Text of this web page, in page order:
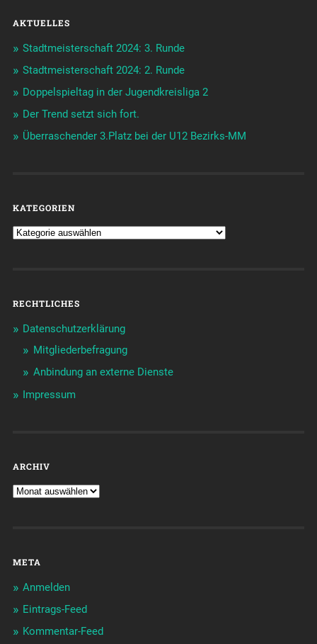
AKTUELLES
Stadtmeisterschaft 2024: 3. Runde
Stadtmeisterschaft 2024: 2. Runde
Doppelspieltag in der Jugendkreisliga 2
Der Trend setzt sich fort.
Überraschender 3.Platz bei der U12 Bezirks-MM
KATEGORIEN
RECHTLICHES
Datenschutzerklärung
Mitgliederbefragung
Anbindung an externe Dienste
Impressum
ARCHIV
META
Anmelden
Eintrags-Feed
Kommentar-Feed